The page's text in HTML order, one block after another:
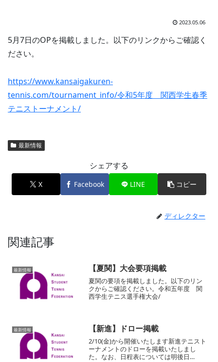
2023.05.06
5月7日のOPを掲載しました。以下のリンクからご確認く
ださい。
https://www.kansaigakuren-
tennis.com/tournament_info/令和5年度 関西学生春季
テニストーナメント/
最新情報
シェアする
X Facebook LINE コピー
ディレクター
関連記事
最新情報 【夏関】大会要項掲載
夏関の要項を掲載しました。以下のリン
クからご確認ください。令和五年度 関
西学生テニス選手権大会/
最新情報 【新進】ドロー掲載
2/10(金)から開催いたします新進テニスト
ーナメントのドローを掲載いたしまし
た。なお、日程表については明後日